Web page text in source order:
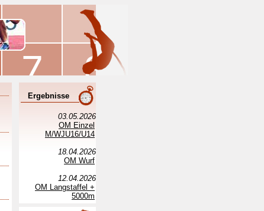
Ergebnisse
03.05.2026
OM Einzel
M/WJU16/U14
18.04.2026
OM Wurf
12.04.2026
OM Langstaffel +
5000m